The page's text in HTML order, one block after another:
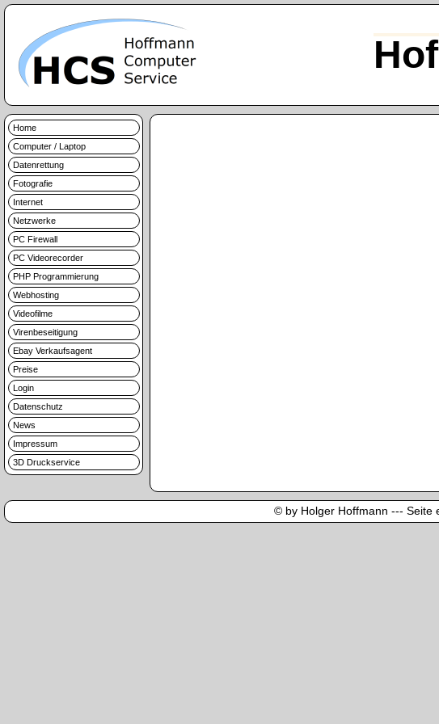
Home
Computer / Laptop
Datenrettung
Fotografie
Internet
Netzwerke
PC Firewall
PC Videorecorder
PHP Programmierung
Webhosting
Videofilme
Virenbeseitigung
Ebay Verkaufsagent
Preise
Login
Datenschutz
News
Impressum
3D Druckservice
© by Holger Hoffmann ---